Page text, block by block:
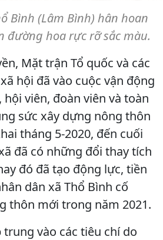
Bình (Lâm Bình) hân hoan
đường hoa rực rỡ sắc màu.
Mặt trận Tổ quốc và các
hội đã vào cuộc vận động
hội viên, đoàn viên và toàn
sức xây dựng nông thôn
tháng 5-2020, đến cuối
đã có những đổi thay tích
đó đã tạo động lực, tiền
dân xã Thổ Bình cố
thôn mới trong năm 2021.
trung vào các tiêu chí do